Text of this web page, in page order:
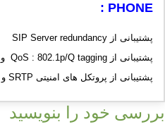
PHONE
:
پشتیبانی از SIP Server redundancy
پشتیبانی از QoS : 802.1p/Q tagging و Layer 3 ToS DSCP
پشتیبانی از پروتکل های امنیتی SRTP و TLS و AES
بررسی خود را بنویسید